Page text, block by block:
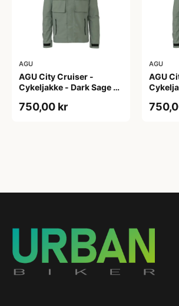
AGU
AGU City Cruiser -
Cykeljakke - Dark Sage -
750,00 kr
AGU
AGU